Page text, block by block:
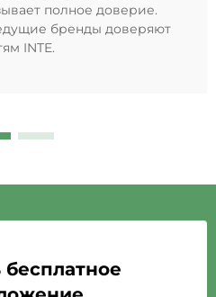
полное доверие.
бренды доверяют
INTE.